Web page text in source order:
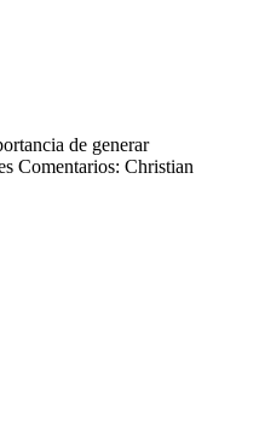
de generar
Comentarios: Christian